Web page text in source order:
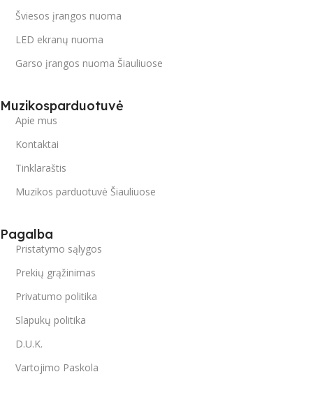
Šviesos įrangos nuoma
LED ekranų nuoma
Garso įrangos nuoma Šiauliuose
Muzikosparduotuvė
Apie mus
Kontaktai
Tinklaraštis
Muzikos parduotuvė Šiauliuose
Pagalba
Pristatymo sąlygos
Prekių grąžinimas
Privatumo politika
Slapukų politika
D.U.K.
Vartojimo Paskola